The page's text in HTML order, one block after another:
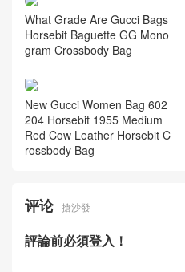
Gucci Bag Price & Photos W
aguette Shoulder Bag Seattl
e USA
What Grade Are Gucci Bags
New Gucci Women Bag 602
204 Horsebit 1955 Medium